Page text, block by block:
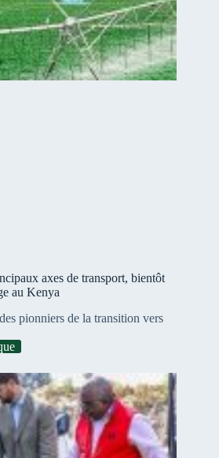
axes de transport, bientôt
au Kenya
pionniers de la transition vers